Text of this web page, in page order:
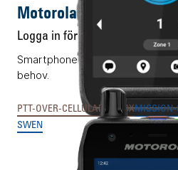
Motorola LEX L11
Logga in för pris
Smartphone med PTT-reglage
behov.
PTT-OVER-CELLULAR & MCXMISSION-
SWEN